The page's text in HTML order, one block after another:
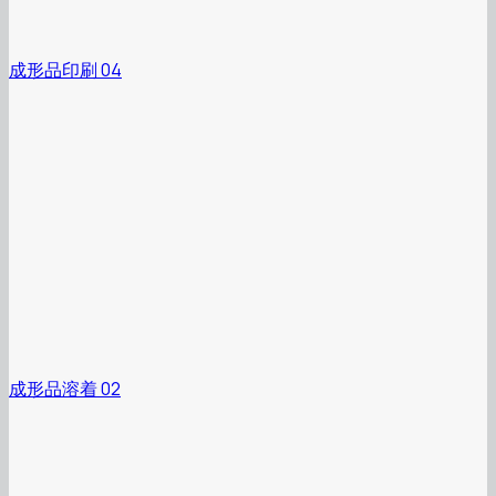
成形品印刷 04
成形品溶着 02